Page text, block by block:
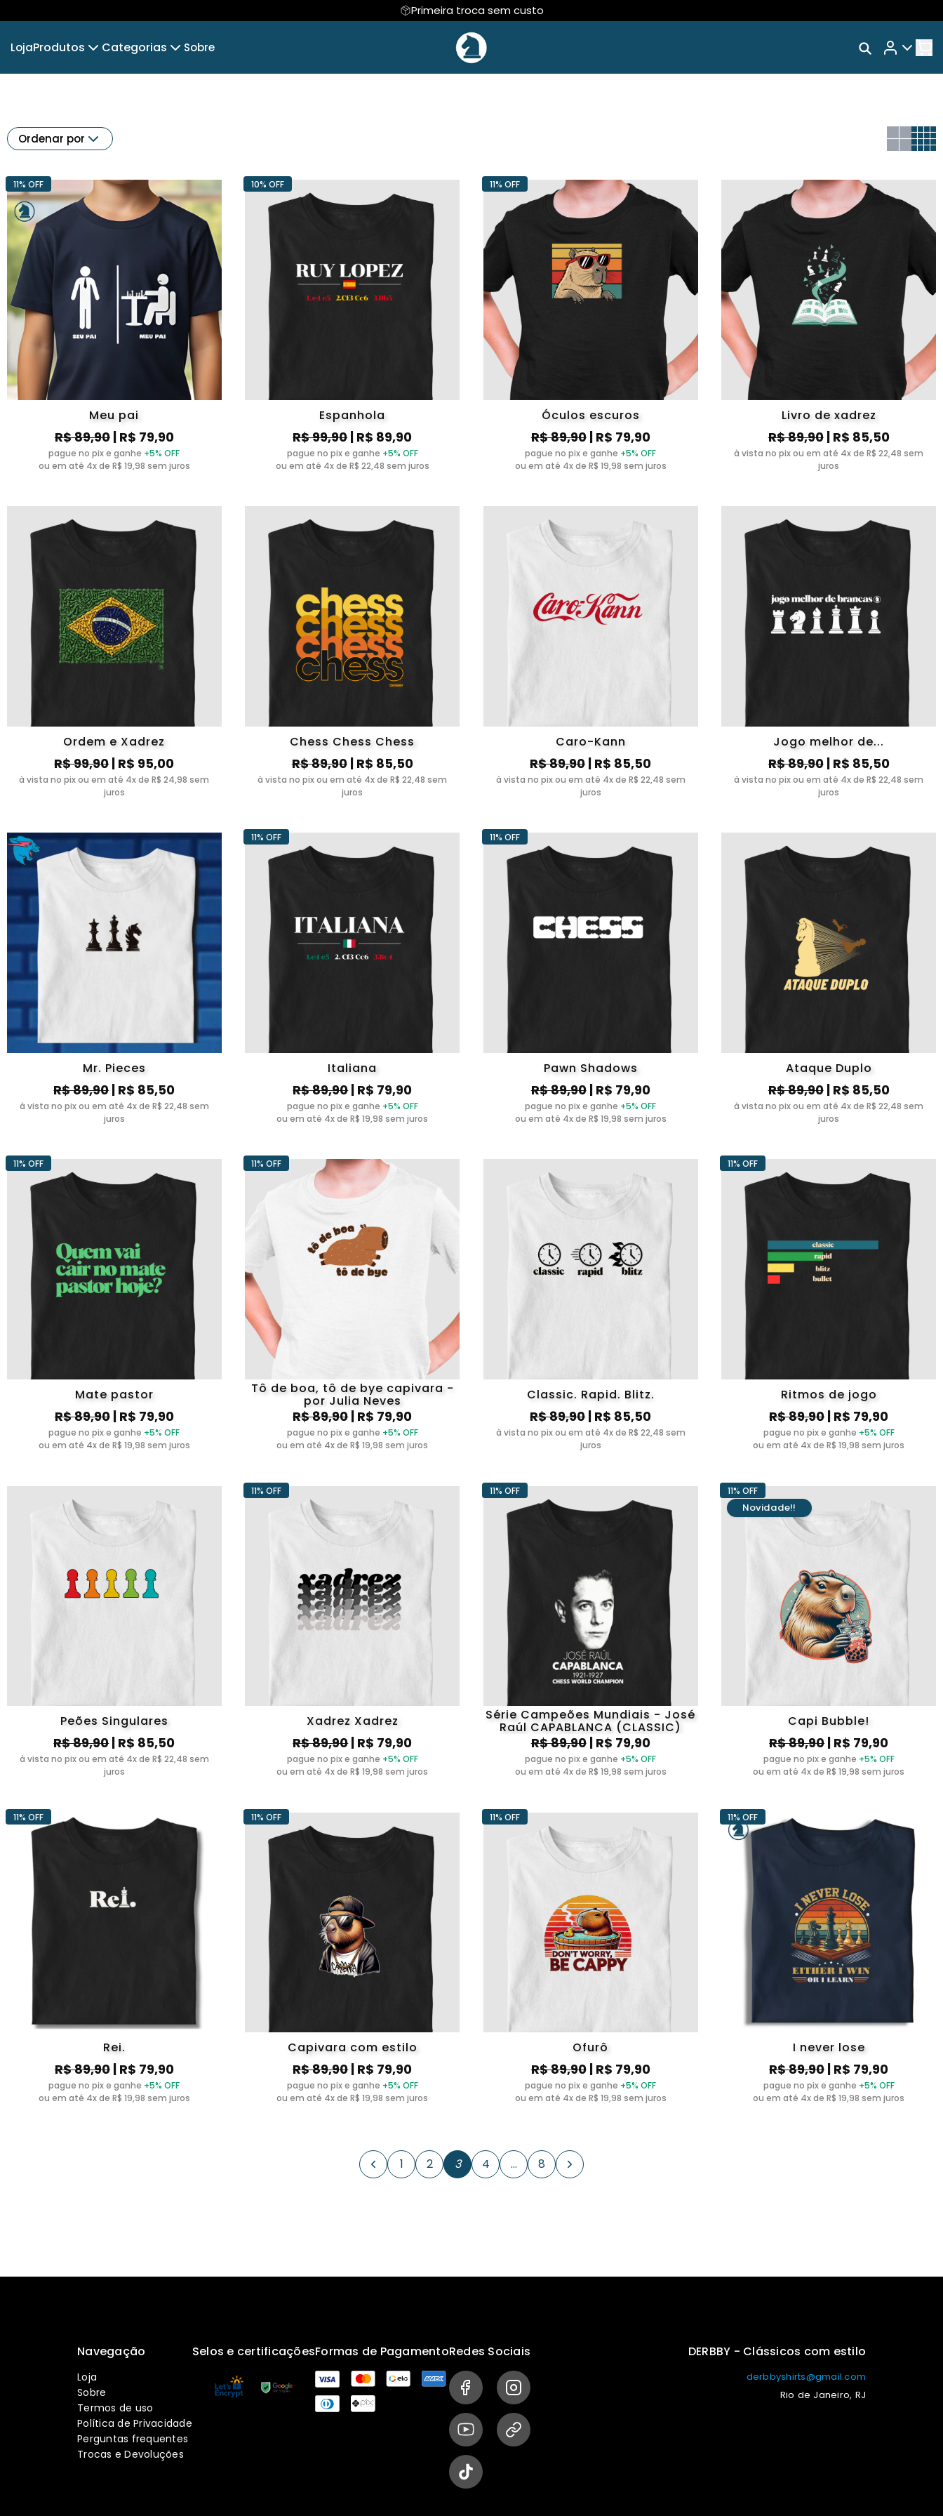
Primeira troca sem custo
LojaProdutos
Body Infantil
Categorias Sobre
Entrar | Cadastrar
Ordenar por
Meu pai
R$ 89,90| R$ 79,90
pague no pix e ganhe +5% OFF
ou em até 4x de R$ 19,98 sem juros
11% OFF
Espanhola
R$ 99,90| R$ 89,90
pague no pix e ganhe +5% OFF
ou em até 4x de R$ 22,48 sem juros
10% OFF
Óculos escuros
R$ 89,90| R$ 79,90
pague no pix e ganhe +5% OFF
ou em até 4x de R$ 19,98 sem juros
11% OFF
Livro de xadrez
R$ 89,90| R$ 85,50
à vista no pix ou em até 4x de R$ 22,48 sem
juros
Ordem e Xadrez
R$ 99,90| R$ 95,00
à vista no pix ou em até 4x de R$ 24,98 sem
juros
Chess Chess Chess
R$ 89,90| R$ 85,50
à vista no pix ou em até 4x de R$ 22,48 sem
juros
Caro-Kann
R$ 89,90| R$ 85,50
à vista no pix ou em até 4x de R$ 22,48 sem
juros
Jogo melhor de...
R$ 89,90| R$ 85,50
à vista no pix ou em até 4x de R$ 22,48 sem
juros
Mr. Pieces
R$ 89,90| R$ 85,50
à vista no pix ou em até 4x de R$ 22,48 sem
juros
Italiana
R$ 89,90| R$ 79,90
pague no pix e ganhe +5% OFF
ou em até 4x de R$ 19,98 sem juros
11% OFF
Pawn Shadows
R$ 89,90| R$ 79,90
pague no pix e ganhe +5% OFF
ou em até 4x de R$ 19,98 sem juros
11% OFF
Ataque Duplo
R$ 89,90| R$ 85,50
à vista no pix ou em até 4x de R$ 22,48 sem
juros
Mate pastor
R$ 89,90| R$ 79,90
pague no pix e ganhe +5% OFF
ou em até 4x de R$ 19,98 sem juros
11% OFF
Tô de boa, tô de bye capivara -
por Julia Neves
R$ 89,90| R$ 79,90
pague no pix e ganhe +5% OFF
ou em até 4x de R$ 19,98 sem juros
11% OFF
Classic. Rapid. Blitz.
R$ 89,90| R$ 85,50
à vista no pix ou em até 4x de R$ 22,48 sem
juros
Ritmos de jogo
R$ 89,90| R$ 79,90
pague no pix e ganhe +5% OFF
ou em até 4x de R$ 19,98 sem juros
11% OFF
Peões Singulares
R$ 89,90| R$ 85,50
à vista no pix ou em até 4x de R$ 22,48 sem
juros
Xadrez Xadrez
R$ 89,90| R$ 79,90
pague no pix e ganhe +5% OFF
ou em até 4x de R$ 19,98 sem juros
11% OFF
Série Campeões Mundiais - José
Raúl CAPABLANCA (CLASSIC)
R$ 89,90| R$ 79,90
pague no pix e ganhe +5% OFF
ou em até 4x de R$ 19,98 sem juros
11% OFF
Novidade!!
Capi Bubble!
R$ 89,90| R$ 79,90
pague no pix e ganhe +5% OFF
ou em até 4x de R$ 19,98 sem juros
11% OFF
Rei.
R$ 89,90| R$ 79,90
pague no pix e ganhe +5% OFF
ou em até 4x de R$ 19,98 sem juros
11% OFF
Capivara com estilo
R$ 89,90| R$ 79,90
pague no pix e ganhe +5% OFF
ou em até 4x de R$ 19,98 sem juros
11% OFF
Ofurô
R$ 89,90| R$ 79,90
pague no pix e ganhe +5% OFF
ou em até 4x de R$ 19,98 sem juros
11% OFF
I never lose
R$ 89,90| R$ 79,90
pague no pix e ganhe +5% OFF
ou em até 4x de R$ 19,98 sem juros
11% OFF
1 2 3 4 … 8
Navegação
Loja
Sobre
Termos de uso
Política de Privacidade
Perguntas frequentes
Trocas e Devoluções
Selos e certificaçõesFormas de PagamentoRedes Sociais DERBBY - Clássicos com estilo
derbbyshirts@gmail.com
Rio de Janeiro, RJ